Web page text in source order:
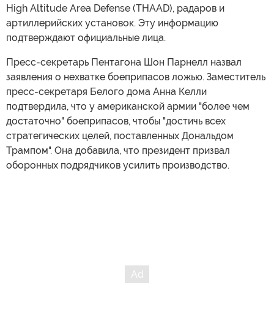
High Altitude Area Defense (THAAD), радаров и
артиллерийских установок. Эту информацию
подтверждают официальные лица.
Пресс-секретарь Пентагона Шон Парнелл назвал
заявления о нехватке боеприпасов ложью. Заместитель
пресс-секретаря Белого дома Анна Келли
подтвердила, что у американской армии "более чем
достаточно" боеприпасов, чтобы "достичь всех
стратегических целей, поставленных Дональдом
Трампом". Она добавила, что президент призвал
оборонных подрядчиков усилить производство.